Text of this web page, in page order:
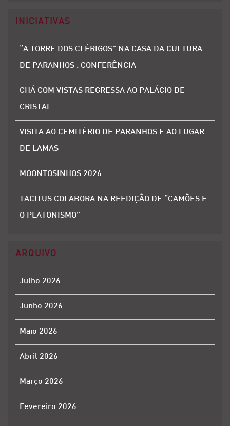
INICIATIVAS
“A TORRE DOS CLÉRIGOS” NA CASA DA CULTURA
DE PARANHOS . CONFERÊNCIA
CHÁ COM VISTAS REGRESSA AO PALÁCIO DE
CRISTAL
VISITA AO CEMITÉRIO DE PARANHOS E AO LUGAR
DE LAMAS
MOONTOSINHOS 2026
TACITUS COLABORA NA REEDIÇÃO DE “CAMÕES E
O PLATONISMO”
ARQUIVO
Julho 2026
Junho 2026
Maio 2026
Abril 2026
Março 2026
Fevereiro 2026